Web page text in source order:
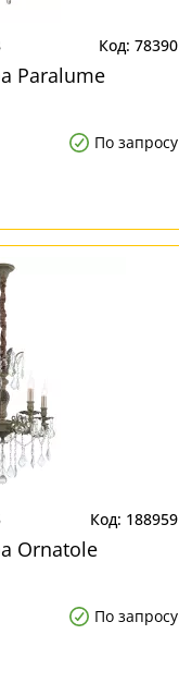
78390
Paralume
По запросу
188959
Ornatole
По запросу